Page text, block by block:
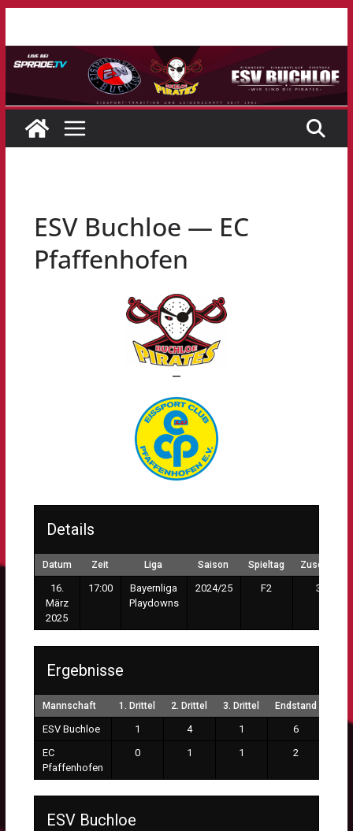
springen
ESV Buchloe — EC
Pfaffenhofen
—
Details
Datum Zeit Liga Saison Spieltag Zuschauer
16.
März
2025
17:00
Bayernliga
Playdowns
2024/25 F2 315
Ergebnisse
Mannschaft 1. Drittel 2. Drittel 3. Drittel Endstand
ESV Buchloe 1 4 1
6
EC
Pfaffenhofen
0 1 1 2
ESV Buchloe